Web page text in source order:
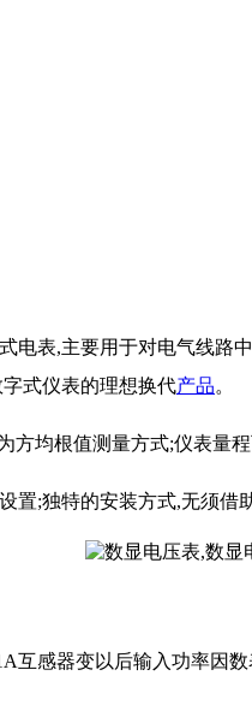
电表,主要用于对电气线
式仪表的理想换代产品。
均根值测量方式;仪表量
;独特的安装方式,无须借
互感器变以后输入功率因